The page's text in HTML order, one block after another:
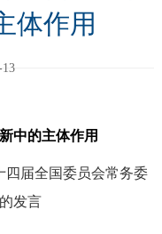
体作用
中的主体作用
四届全国委员会常务委
发言